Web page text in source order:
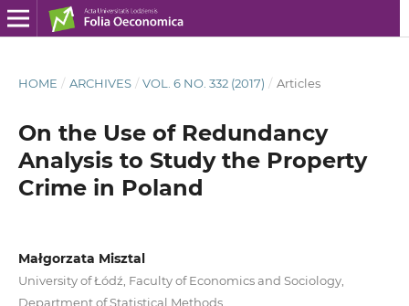
HOME / ARCHIVES / VOL. 6 NO. 332 (2017) / Articles
On the Use of Redundancy
Analysis to Study the Property
Crime in Poland
Małgorzata Misztal
University of Łódź, Faculty of Economics and Sociology,
Department of Statistical Methods